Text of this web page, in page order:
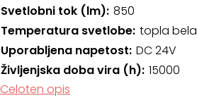
Svetlobni tok (lm) 850
Temperatura svetlobe topla bela
Uporabljena napetost DC 24V
Življenjska doba vira (h) 15000
Celoten opis